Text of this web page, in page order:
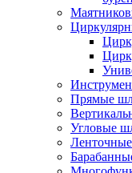
Прямые
Угловые